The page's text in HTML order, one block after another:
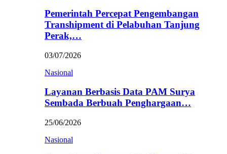
Pemerintah Percepat Pengembangan
Transhipment di Pelabuhan Tanjung
Perak,…
03/07/2026
Nasional
Layanan Berbasis Data PAM Surya
Sembada Berbuah Penghargaan…
25/06/2026
Nasional